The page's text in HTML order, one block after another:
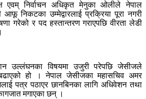
एवम् निर्वाचन अधिकृत मेनुका ओलीले नेपाल
निकटका उम्मेद्वारलाई प्रक्रिया पूरा नगरी
गरेको र पद हस्तान्तरण गराएपछि वीरता लेडी
उल्लंघनका विषयमा उजुरी परेपछि जेसीजले
बढाएको हो । नेपाल जेसीजका महासचिव अमर
पत्र पठाएर छानबिनका लागि अधिवेशन तथा
मगाएका छन् ।